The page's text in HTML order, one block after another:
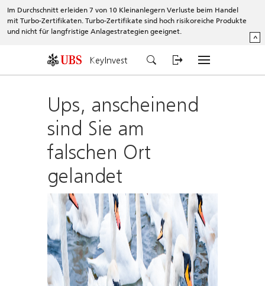
Im Durchschnitt erleiden 7 von 10 Kleinanlegern Verluste beim Handel
mit Turbo-Zertifikaten. Turbo-Zertifikate sind hoch risikoreiche Produkte
und nicht für langfristige Anlagestrategien geeignet.
^
KeyInvest
Ups, anscheinend
sind Sie am
falschen Ort
gelandet